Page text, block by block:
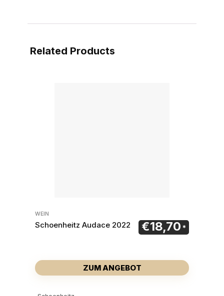
Related Products
WEIN
Schoenheitz Audace 2022 €18,70
ZUM ANGEBOT